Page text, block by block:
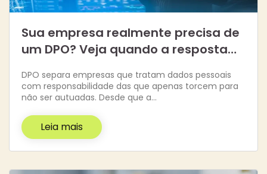
Sua empresa realmente precisa de
um DPO? Veja quando a resposta…
DPO separa empresas que tratam dados pessoais
com responsabilidade das que apenas torcem para
não ser autuadas. Desde que a…
Leia mais